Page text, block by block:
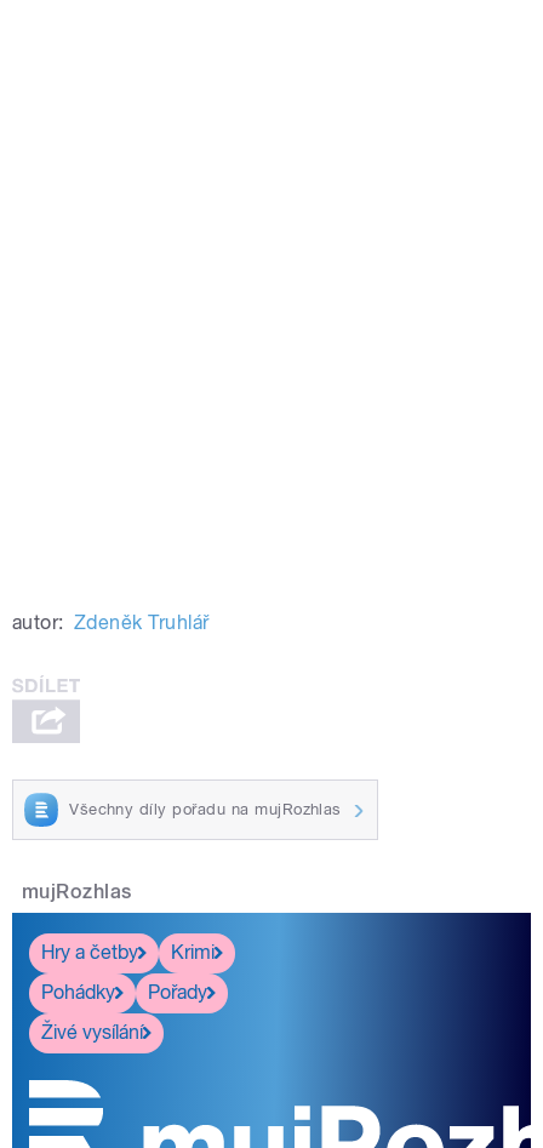
autor: Zdeněk Truhlář
Všechny díly pořadu na mujRozhlas
mujRozhlas
Hry a četby
Krimi
Pohádky
Pořady
Živé vysílání